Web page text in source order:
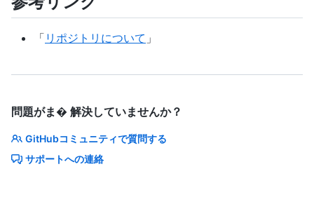
「 リポジトリについて 」
問題がま� 解決していませんか？
GitHubコミュニティで質問する
サポートへの連絡